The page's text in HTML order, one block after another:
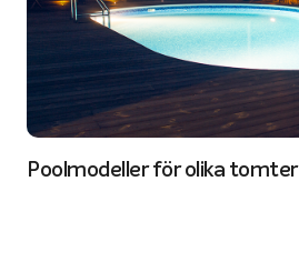
Poolmodeller för olika tomter